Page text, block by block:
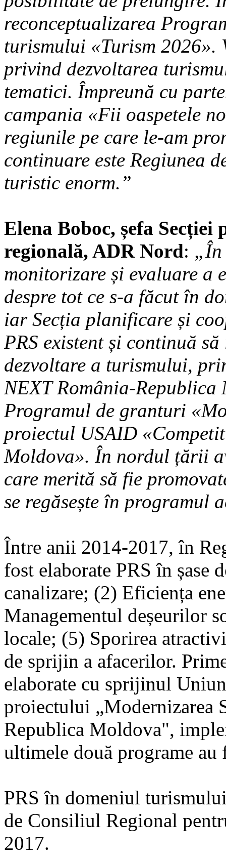
reconceptualizarea
turismului «Turism 2026».
privind dezvoltarea
tematici. Împreună cu
campania «Fii oaspetele
regiunile pe care le-am
continuare este Regiunea
turistic enorm.”
Elena Boboc, șefa Secției
regională, ADR Nord: „În
monitorizare și evaluare a
despre tot ce s-a făcut în
iar Secția planificare și
PRS existent și continuă
dezvoltare a turismului,
NEXT România-
Programul de granturi
proiectul USAID
Moldova». În nordul țării
care merită să fie
se regăsește în programul
Între anii 2014-2017, în
fost elaborate PRS în șase
canalizare; (2) Eficiența
Managementul deșeurilor
locale; (5) Sporirea
de sprijin a afacerilor.
elaborate cu sprijinul
proiectului „Modernizarea
Republica Moldova",
ultimele două programe
PRS în domeniul
de Consiliul Regional
2017.